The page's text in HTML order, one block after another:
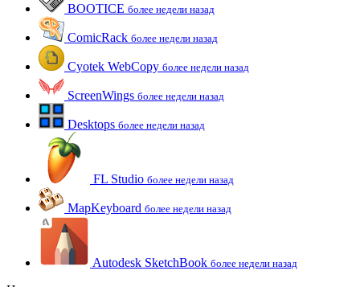
BOOTICE более недели назад
ComicRack более недели назад
Cyotek WebCopy более недели назад
ScreenWings более недели назад
Desktops более недели назад
FL Studio более недели назад
MapKeyboard более недели назад
Autodesk SketchBook более недели назад